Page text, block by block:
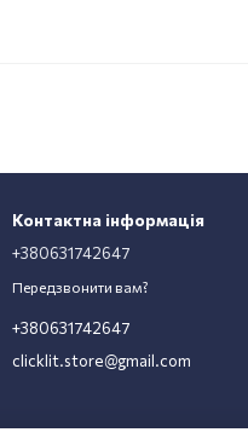
Контактна інформація
+380631742647
Передзвонити вам?
+380631742647
clicklit.store@gmail.com